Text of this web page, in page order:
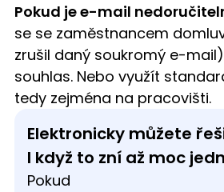
Pokud je e-mail
se se zaměstnancem
zrušil daný soukromý e-
souhlas. Nebo využít
tedy zejména na pracovišti.
Elektronicky můžete
I když to zní až moc
Pokud